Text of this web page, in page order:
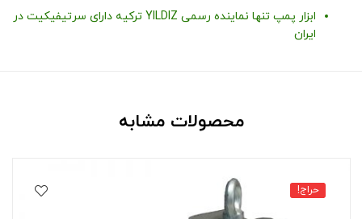
ابزار پمپ تنها نماینده رسمی YILDIZ ترکیه دارای سرتیفیکیت در
ایران
محصولات مشابه
حراج!